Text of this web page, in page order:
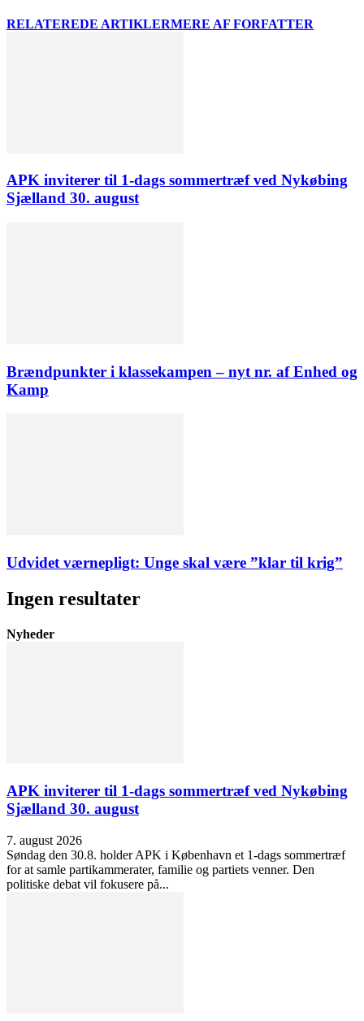
RELATEREDE ARTIKLERMERE AF FORFATTER
APK inviterer til 1-dags sommertræf ved Nykøbing
Sjælland 30. august
Brændpunkter i klassekampen – nyt nr. af Enhed og
Kamp
Udvidet værnepligt: Unge skal være ”klar til krig”
Ingen resultater
Nyheder
APK inviterer til 1-dags sommertræf ved Nykøbing
Sjælland 30. august
7. august 2026
Søndag den 30.8. holder APK i København et 1-dags sommertræf
for at samle partikammerater, familie og partiets venner. Den
politiske debat vil fokusere på...